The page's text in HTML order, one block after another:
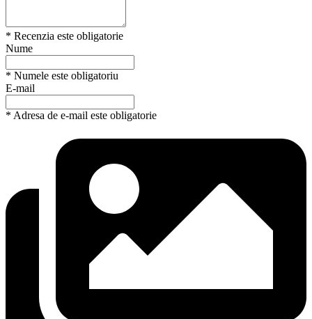
* Recenzia este obligatorie
Nume
* Numele este obligatoriu
E-mail
* Adresa de e-mail este obligatorie